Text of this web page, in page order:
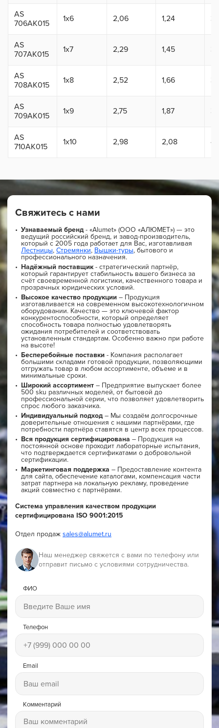
AS
706AK015
1x6 2,06 1,24
AS
707AK015
1x7 2,29 1,45
AS
708AK015
1x8 2,52 1,66
AS
709AK015
1x9 2,75 1,87
AS
710AK015
1x10 2,98 2,08
Свяжитесь с нами
Узнаваемый бренд - «Alumet» (ООО «АЛЮМЕТ») — это
ведущий российский бренд, и завод-производитель,
который с 2005 года работает для Вас, изготавливая
Лестницы, Стремянки, Вышки-туры, бытового и
профессионального назначения.
Надёжный поставщик- стратегический партнёр,
который гарантирует стабильность вашего бизнеса за
счёт своевременной логистики, качественного товара и
прозрачных юридических условий.
Высокое качество продукции – Продукция
изготавливается на современном высокотехнологичном
оборудовании. Качество — это ключевой фактор
конкурентоспособности, который определяет
способность товара полностью удовлетворять
ожидания потребителей и соответствовать
установленным стандартам. Особенно важно при работе
на высоте!
Бесперебойные поставки - Компания располагает
большими складами готовой продукции, позволяющими
отгружать товар в любом ассортименте, объеме и в
минимальные сроки.
Широкий ассортимент – Предприятие выпускает более
500 sku различных моделей, от бытовой до
профессиональной серии, что позволяет удовлетворить
спрос любого заказчика.
Индивидуальный подход – Мы создаём долгосрочные
доверительные отношения с нашими партнёрами, где
потребности партнёра ставятся в центр всех процессов.
Вся продукция сертифицирована – Продукция на
постоянной основе проходит лабораторные испытания,
что подтверждается сертификатами о добровольной
сертификации.
Маркетинговая поддержка – Предоставление контента
для сайта, обеспечение каталогами, компенсация части
затрат партнера на локальную рекламу, проведение
акций совместно с партнёрами.
Система управления качеством продукции
сертифицирована ISO 9001:2015
Отдел продаж sales@alumet.ru
Наш менеджер свяжется с вами по телефону или
отправит письмо с условиями сотрудничества.
ФИО
Телефон
Email
Комментарий